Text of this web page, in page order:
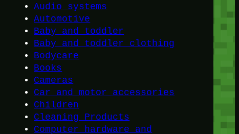
Audio systems
Automotive
Baby and toddler
Baby and toddler clothing
Bodycare
Books
Cameras
Car and motor accessories
Children
Cleaning Products
Computer hardware and